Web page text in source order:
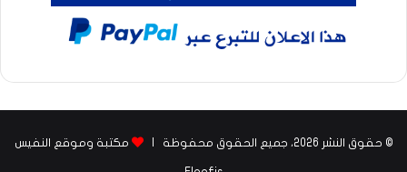
© حقوق النشر 2026، جميع الحقوق محفوظة | مكتبة وموقع النفيس